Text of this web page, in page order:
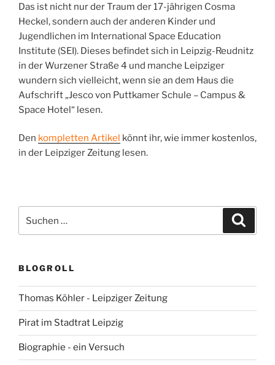
Das ist nicht nur der Traum der 17-jährigen Cosma
Heckel, sondern auch der anderen Kinder und
Jugendlichen im International Space Education
Institute (SEI). Dieses befindet sich in Leipzig-Reudnitz
in der Wurzener Straße 4 und manche Leipziger
wundern sich vielleicht, wenn sie an dem Haus die
Aufschrift „Jesco von Puttkamer Schule – Campus &
Space Hotel“ lesen.
Den kompletten Artikel könnt ihr, wie immer kostenlos,
in der Leipziger Zeitung lesen.
nach:
BLOGROLL
Thomas Köhler - Leipziger Zeitung
Pirat im Stadtrat Leipzig
Biographie - ein Versuch